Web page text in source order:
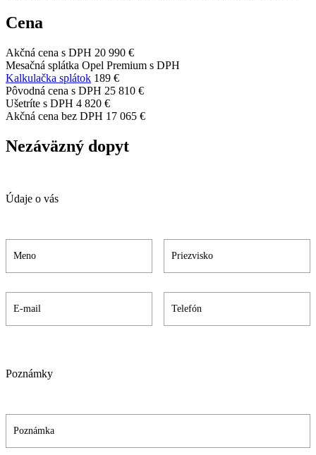
Cena
Akčná cena s DPH 20 990 €
Mesačná splátka Opel Premium s DPH
Kalkulačka splátok 189 €
Pôvodná cena s DPH 25 810 €
Ušetríte s DPH 4 820 €
Akčná cena bez DPH 17 065 €
Nezáväzný dopyt
Údaje o vás
Poznámky